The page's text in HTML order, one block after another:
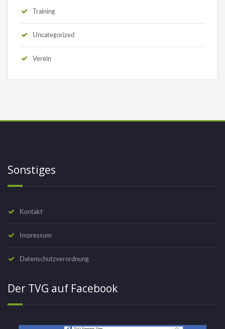
Training
Uncategorized
Verein
Sonstiges
Kontakt
Impressum
Datenschutzverordnung
Der TVG auf Facebook